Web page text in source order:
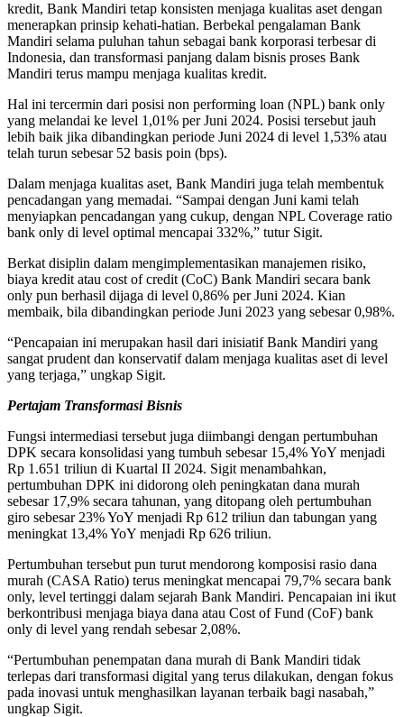
kredit, Bank Mandiri tetap konsisten menjaga kualitas aset dengan
menerapkan prinsip kehati-hatian. Berbekal pengalaman Bank
Mandiri selama puluhan tahun sebagai bank korporasi terbesar di
Indonesia, dan transformasi panjang dalam bisnis proses Bank
Mandiri terus mampu menjaga kualitas kredit.
Hal ini tercermin dari posisi non performing loan (NPL) bank only
yang melandai ke level 1,01% per Juni 2024. Posisi tersebut jauh
lebih baik jika dibandingkan periode Juni 2024 di level 1,53% atau
telah turun sebesar 52 basis poin (bps).
Dalam menjaga kualitas aset, Bank Mandiri juga telah membentuk
pencadangan yang memadai. “Sampai dengan Juni kami telah
menyiapkan pencadangan yang cukup, dengan NPL Coverage ratio
bank only di level optimal mencapai 332%,” tutur Sigit.
Berkat disiplin dalam mengimplementasikan manajemen risiko,
biaya kredit atau cost of credit (CoC) Bank Mandiri secara bank
only pun berhasil dijaga di level 0,86% per Juni 2024. Kian
membaik, bila dibandingkan periode Juni 2023 yang sebesar 0,98%.
“Pencapaian ini merupakan hasil dari inisiatif Bank Mandiri yang
sangat prudent dan konservatif dalam menjaga kualitas aset di level
yang terjaga,” ungkap Sigit.
Pertajam Transformasi Bisnis
Fungsi intermediasi tersebut juga diimbangi dengan pertumbuhan
DPK secara konsolidasi yang tumbuh sebesar 15,4% YoY menjadi
Rp 1.651 triliun di Kuartal II 2024. Sigit menambahkan,
pertumbuhan DPK ini didorong oleh peningkatan dana murah
sebesar 17,9% secara tahunan, yang ditopang oleh pertumbuhan
giro sebesar 23% YoY menjadi Rp 612 triliun dan tabungan yang
meningkat 13,4% YoY menjadi Rp 626 triliun.
Pertumbuhan tersebut pun turut mendorong komposisi rasio dana
murah (CASA Ratio) terus meningkat mencapai 79,7% secara bank
only, level tertinggi dalam sejarah Bank Mandiri. Pencapaian ini ikut
berkontribusi menjaga biaya dana atau Cost of Fund (CoF) bank
only di level yang rendah sebesar 2,08%.
“Pertumbuhan penempatan dana murah di Bank Mandiri tidak
terlepas dari transformasi digital yang terus dilakukan, dengan fokus
pada inovasi untuk menghasilkan layanan terbaik bagi nasabah,”
ungkap Sigit.